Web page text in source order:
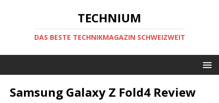
TECHNIUM
DAS BESTE TECHNIKMAGAZIN SCHWEIZWEIT
Samsung Galaxy Z Fold4 Review